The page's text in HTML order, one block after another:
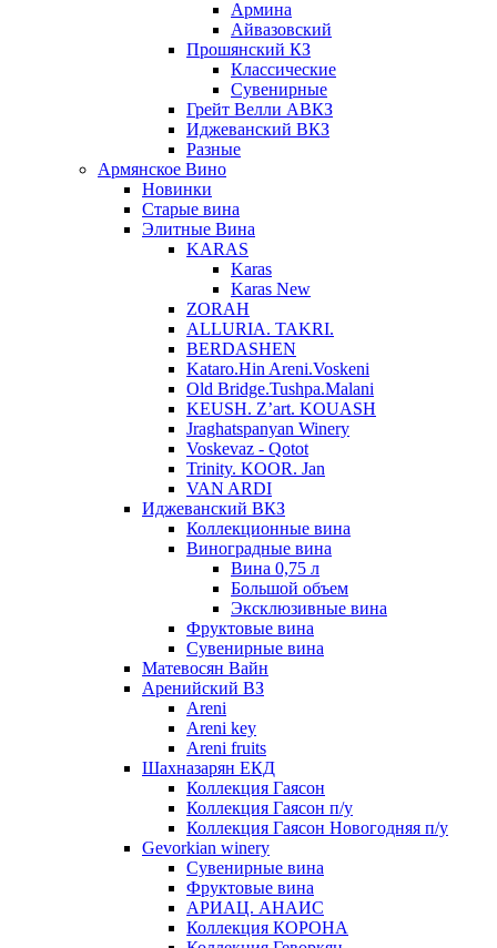
Армина
Айвазовский
Прошянский КЗ
Классические
Сувенирные
Грейт Велли АВКЗ
Иджеванский ВКЗ
Разные
Армянское Вино
Новинки
Старые вина
Элитные Вина
KARAS
Karas
Karas New
ZORAH
ALLURIA. TAKRI.
BERDASHEN
Kataro.Hin Areni.Voskeni
Old Bridge.Tushpa.Malani
KEUSH. Z’art. KOUASH
Jraghatspanyan Winery
Voskevaz - Qotot
Trinity. KOOR. Jan
VAN ARDI
Иджеванский ВКЗ
Коллекционные вина
Виноградные вина
Вина 0,75 л
Большой объем
Эксклюзивные вина
Фруктовые вина
Cувенирные вина
Матевосян Вайн
Аренийский ВЗ
Areni
Areni key
Areni fruits
Шахназарян ЕКД
Коллекция Гаясон
Коллекция Гаясон п/у
Коллекция Гаясон Новогодняя п/у
Gevorkian winery
Сувенирные вина
Фруктовые вина
АРИАЦ. АНАИС
Коллекция КОРОНА